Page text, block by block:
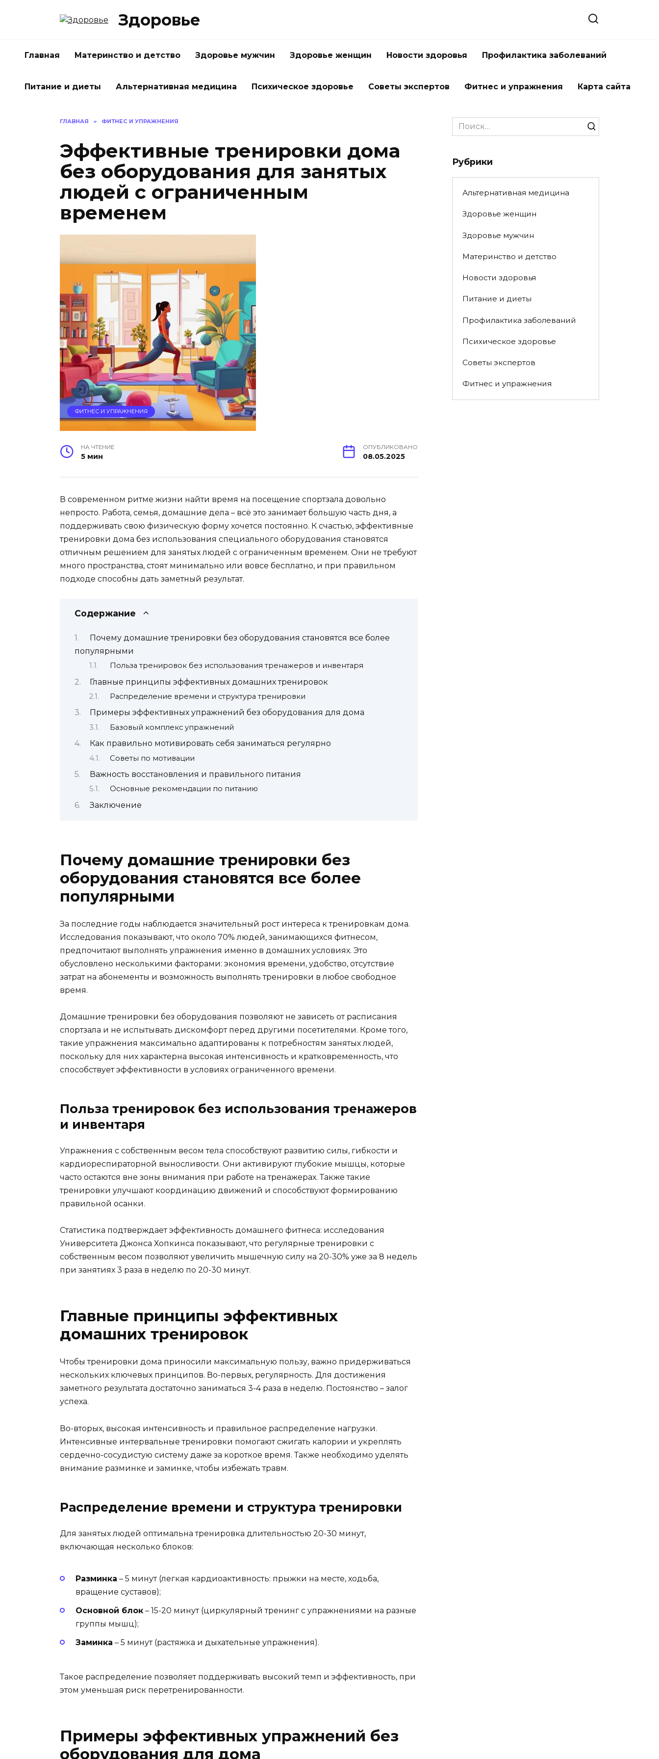
Здоровье
Главная Материнство и детство Здоровье мужчин Здоровье женщин Новости здоровья Профилактика заболеваний
Питание и диеты Альтернативная медицина Психическое здоровье Советы экспертов Фитнес и упражнения Карта сайта
ГЛАВНАЯ » ФИТНЕС И УПРАЖНЕНИЯ
Эффективные тренировки дома
без оборудования для занятых
людей с ограниченным
временем
ФИТНЕС И УПРАЖНЕНИЯ
НА ЧТЕНИЕ
5 мин
ОПУБЛИКОВАНО
08.05.2025
В современном ритме жизни найти время на посещение спортзала довольно
непросто. Работа, семья, домашние дела – всё это занимает большую часть дня, а
поддерживать свою физическую форму хочется постоянно. К счастью, эффективные
тренировки дома без использования специального оборудования становятся
отличным решением для занятых людей с ограниченным временем. Они не требуют
много пространства, стоят минимально или вовсе бесплатно, и при правильном
подходе способны дать заметный результат.
Содержание
Почему домашние тренировки без оборудования становятся все более
популярными
Польза тренировок без использования тренажеров и инвентаря
Главные принципы эффективных домашних тренировок
Распределение времени и структура тренировки
Примеры эффективных упражнений без оборудования для дома
Базовый комплекс упражнений
Как правильно мотивировать себя заниматься регулярно
Советы по мотивации
Важность восстановления и правильного питания
Основные рекомендации по питанию
Заключение
Почему домашние тренировки без
оборудования становятся все более
популярными
За последние годы наблюдается значительный рост интереса к тренировкам дома.
Исследования показывают, что около 70% людей, занимающихся фитнесом,
предпочитают выполнять упражнения именно в домашних условиях. Это
обусловлено несколькими факторами: экономия времени, удобство, отсутствие
затрат на абонементы и возможность выполнять тренировки в любое свободное
время.
Домашние тренировки без оборудования позволяют не зависеть от расписания
спортзала и не испытывать дискомфорт перед другими посетителями. Кроме того,
такие упражнения максимально адаптированы к потребностям занятых людей,
поскольку для них характерна высокая интенсивность и кратковременность, что
способствует эффективности в условиях ограниченного времени.
Польза тренировок без использования тренажеров
и инвентаря
Упражнения с собственным весом тела способствуют развитию силы, гибкости и
кардиореспираторной выносливости. Они активируют глубокие мышцы, которые
часто остаются вне зоны внимания при работе на тренажерах. Также такие
тренировки улучшают координацию движений и способствуют формированию
правильной осанки.
Статистика подтверждает эффективность домашнего фитнеса: исследования
Университета Джонса Хопкинса показывают, что регулярные тренировки с
собственным весом позволяют увеличить мышечную силу на 20-30% уже за 8 недель
при занятиях 3 раза в неделю по 20-30 минут.
Главные принципы эффективных
домашних тренировок
Чтобы тренировки дома приносили максимальную пользу, важно придерживаться
нескольких ключевых принципов. Во-первых, регулярность. Для достижения
заметного результата достаточно заниматься 3-4 раза в неделю. Постоянство – залог
успеха.
Во-вторых, высокая интенсивность и правильное распределение нагрузки.
Интенсивные интервальные тренировки помогают сжигать калории и укреплять
сердечно-сосудистую систему даже за короткое время. Также необходимо уделять
внимание разминке и заминке, чтобы избежать травм.
Распределение времени и структура тренировки
Для занятых людей оптимальна тренировка длительностью 20-30 минут,
включающая несколько блоков:
Разминка – 5 минут (легкая кардиоактивность: прыжки на месте, ходьба,
вращение суставов);
Основной блок – 15-20 минут (циркулярный тренинг с упражнениями на разные
группы мышц);
Заминка – 5 минут (растяжка и дыхательные упражнения).
Такое распределение позволяет поддерживать высокий темп и эффективность, при
этом уменьшая риск перетренированности.
Примеры эффективных упражнений без
оборудования для дома
Search
for:
Рубрики
Альтернативная медицина
Здоровье женщин
Здоровье мужчин
Материнство и детство
Новости здоровья
Питание и диеты
Профилактика заболеваний
Психическое здоровье
Советы экспертов
Фитнес и упражнения